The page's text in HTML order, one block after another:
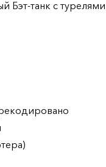
Бэт-танк с